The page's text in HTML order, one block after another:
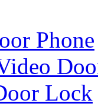
Phone
Lock